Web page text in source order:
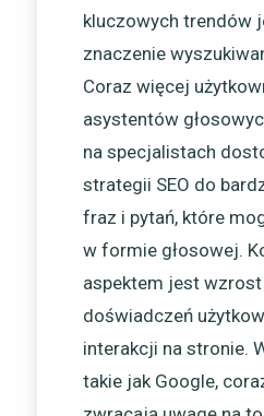
kluczowych trendów
znaczenie
Coraz więcej
asystentów
na specjalistach
strategii SEO do
fraz i pytań, które
w formie głosowej.
aspektem jest
doświadczeń
interakcji na stronie.
takie jak Google,